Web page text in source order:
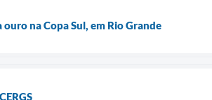
na Copa Sul, em Rio Grande